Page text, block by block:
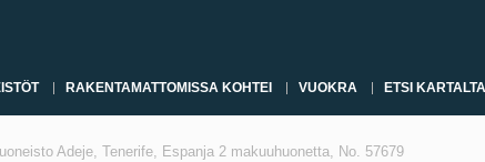
RAKENTAMATTOMISSA KOHTEI VUOKRA ETSI KARTALTA
Adeje, Tenerife, Espanja 2 makuuhuonetta, No. 57679